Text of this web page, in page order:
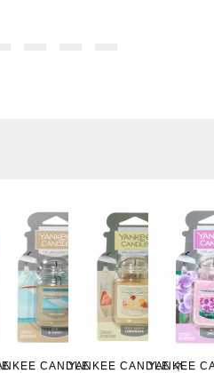
CANDLEYANKEE CANDLE ネ
YANKEE